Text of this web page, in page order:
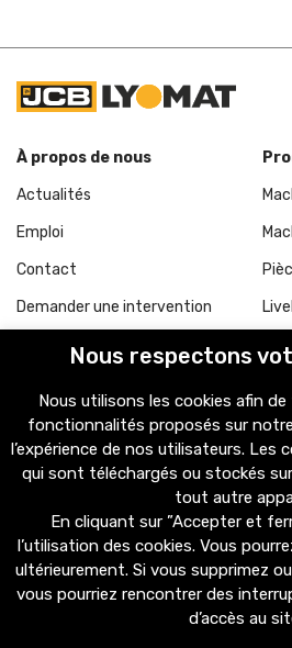
Nous respectons
Nous utilisons les cookies afin
fonctionnalités proposés sur
l’expérience de nos utilisateurs. Les
qui sont téléchargés ou stockés
tout autre
En cliquant sur ”Accepter et
l’utilisation des cookies. Vous
ultérieurement. Si vous supprimez
vous pourriez rencontrer des
d’accès au
À propos de nous
Actualités
Emploi
Contact
Demander une intervention
Nos agences
Top catégories
Chargeurs
Pelles
Compactage
Chariots
BTP